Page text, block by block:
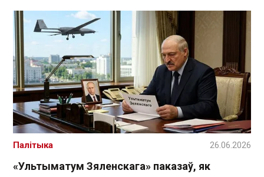
«Ультыматум Зяленскага» паказаў, як
Палітыка 26.06.2026